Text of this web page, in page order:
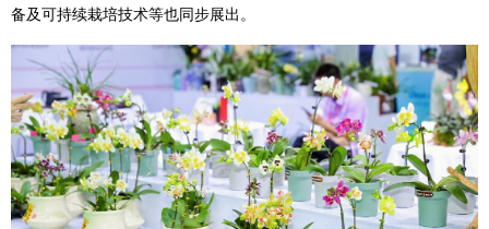
备及可持续栽培技术等也同步展出。